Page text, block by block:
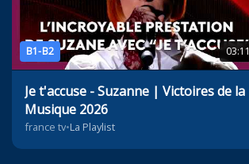
B1-B2 03:11
Je t'accuse - Suzanne | Victoires de la
Musique 2026
france tv•La Playlist